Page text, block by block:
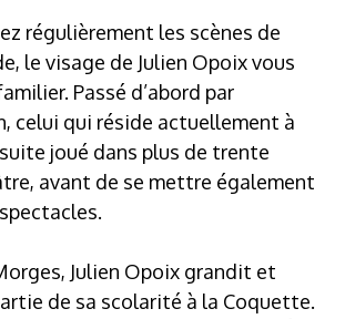
régulièrement les scènes de
le visage de Julien Opoix vous
Passé d’abord par
celui qui réside actuellement à
joué dans plus de trente
avant de se mettre également
Julien Opoix grandit et
de sa scolarité à la Coquette.